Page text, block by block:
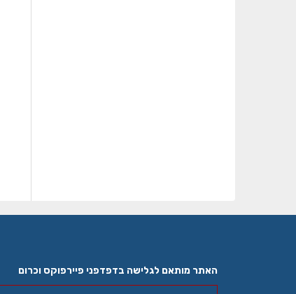
האתר מותאם לגלישה בדפדפני פיירפוקס וכרום